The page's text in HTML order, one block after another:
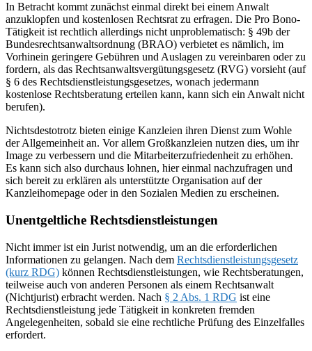
In Betracht kommt zunächst einmal direkt bei einem Anwalt
anzuklopfen und kostenlosen Rechtsrat zu erfragen. Die Pro Bono-
Tätigkeit ist rechtlich allerdings nicht unproblematisch: § 49b der
Bundesrechtsanwaltsordnung (BRAO) verbietet es nämlich, im
Vorhinein geringere Gebühren und Auslagen zu vereinbaren oder zu
fordern, als das Rechtsanwaltsvergütungsgesetz (RVG) vorsieht (auf
§ 6 des Rechtsdienstleistungsgesetzes, wonach jedermann
kostenlose Rechtsberatung erteilen kann, kann sich ein Anwalt nicht
berufen).
Nichtsdestotrotz bieten einige Kanzleien ihren Dienst zum Wohle
der Allgemeinheit an. Vor allem Großkanzleien nutzen dies, um ihr
Image zu verbessern und die Mitarbeiterzufriedenheit zu erhöhen.
Es kann sich also durchaus lohnen, hier einmal nachzufragen und
sich bereit zu erklären als unterstützte Organisation auf der
Kanzleihomepage oder in den Sozialen Medien zu erscheinen.
Unentgeltliche Rechtsdienstleistungen
Nicht immer ist ein Jurist notwendig, um an die erforderlichen
Informationen zu gelangen. Nach dem Rechtsdienstleistungsgesetz
(kurz RDG) können Rechtsdienstleistungen, wie Rechtsberatungen,
teilweise auch von anderen Personen als einem Rechtsanwalt
(Nichtjurist) erbracht werden. Nach § 2 Abs. 1 RDG ist eine
Rechtsdienstleistung jede Tätigkeit in konkreten fremden
Angelegenheiten, sobald sie eine rechtliche Prüfung des Einzelfalles
erfordert.